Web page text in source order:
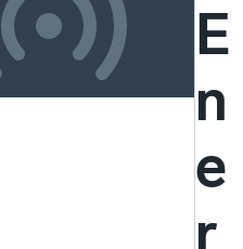
E
n
e
r